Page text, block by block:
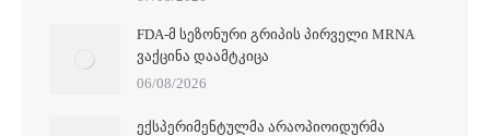
FDA-Მ ᲡᲔᲖᲝᲜᲣᲠᲘ ᲒᲠᲘᲞᲘᲡ ᲞᲘᲠᲕᲔᲚᲘ MRNA
ᲕᲐᲥᲪᲘᲜᲐ ᲓᲐᲐᲛᲢᲙᲘᲪᲐ
06/08/2026
ᲔᲥᲡᲞᲔᲠᲘᲛᲔᲜᲢᲣᲚᲛᲐ ᲐᲠᲐᲝᲞᲘᲝᲘᲓᲣᲠᲛᲐ